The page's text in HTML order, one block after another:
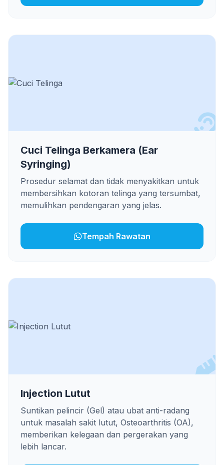
Cuci Telinga Berkamera (Ear
Syringing)
Prosedur selamat dan tidak menyakitkan untuk
membersihkan kotoran telinga yang tersumbat,
memulihkan pendengaran yang jelas.
Tempah Rawatan
Injection Lutut
Suntikan pelincir (Gel) atau ubat anti-radang
untuk masalah sakit lutut, Osteoarthritis (OA),
memberikan kelegaan dan pergerakan yang
lebih lancar.